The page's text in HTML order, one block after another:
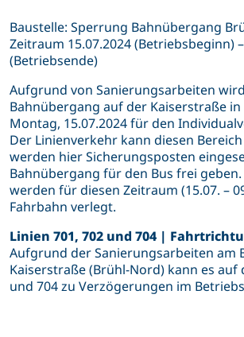
Baustelle: Sperrung Bahnübergang
Zeitraum 15.07.2024 (Betriebsbeginn)
(Betriebsende)
Aufgrund von Sanierungsarbeiten
Bahnübergang auf der Kaiserstraße
Montag, 15.07.2024 für den
Der Linienverkehr kann diesen
werden hier Sicherungsposten
Bahnübergang für den Bus frei
werden für diesen Zeitraum (15.07. –
Fahrbahn verlegt.
Linien 701, 702 und 704 |
Aufgrund der Sanierungsarbeiten am
Kaiserstraße (Brühl-Nord) kann es auf
und 704 zu Verzögerungen im